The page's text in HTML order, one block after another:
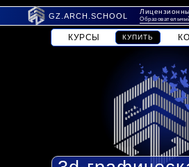
КУРСЫ КУПИТЬ
GZ.ARCH.SCHOOL